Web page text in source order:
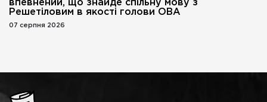
впевнений, що знайде спільну мову з
Решетіловим в якості голови ОВА
07 серпня 2026